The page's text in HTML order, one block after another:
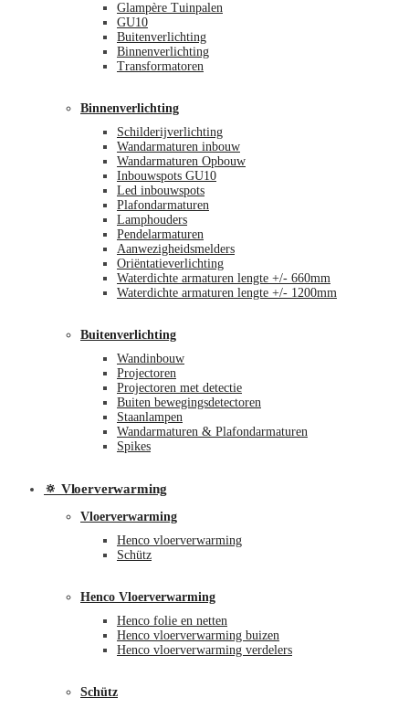
Glampère Tuinpalen
GU10
Buitenverlichting
Binnenverlichting
Transformatoren
Binnenverlichting
Schilderijverlichting
Wandarmaturen inbouw
Wandarmaturen Opbouw
Inbouwspots GU10
Led inbouwspots
Plafondarmaturen
Lamphouders
Pendelarmaturen
Aanwezigheidsmelders
Oriëntatieverlichting
Waterdichte armaturen lengte +/- 660mm
Waterdichte armaturen lengte +/- 1200mm
Buitenverlichting
Wandinbouw
Projectoren
Projectoren met detectie
Buiten bewegingsdetectoren
Staanlampen
Wandarmaturen & Plafondarmaturen
Spikes
🔅 Vloerverwarming
Vloerverwarming
Henco vloerverwarming
Schütz
Henco Vloerverwarming
Henco folie en netten
Henco vloerverwarming buizen
Henco vloerverwarming verdelers
Schütz